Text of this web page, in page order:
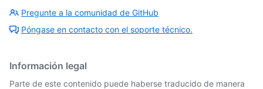
Pregunte a la comunidad de GitHub
Póngase en contacto con el soporte técnico.
Información legal
Parte de este contenido puede haberse traducido de manera